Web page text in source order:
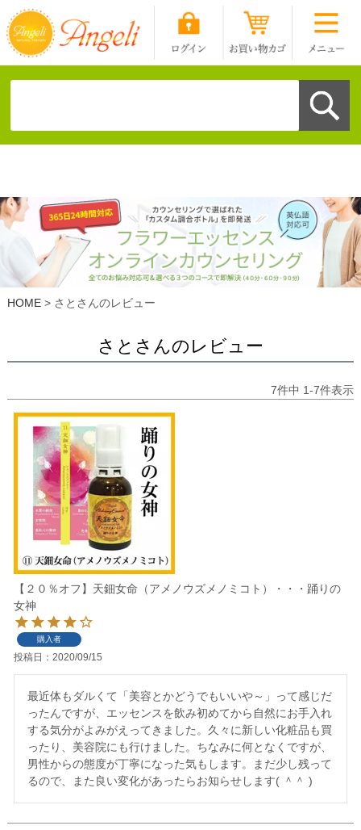
HOME さとさんのレビュー
さとさんのレビュー
7件中 1-7件表示
【２０％オフ】天鈿女命（アメノウズメノミコト）・・・踊りの
女神
購入者
投稿日 2020/09/15
最近体もダルくて「美容とかどうでもいいや～」って感じだ
ったんですが、エッセンスを飲み初めてから自然にお手入れ
する気分がよみがえってきました。久々に新しい化粧品も買
ったり、美容院にも行けました。ちなみに何となくですが、
男性からの態度が丁寧になった気もします。まだ少し残って
るので、また良い変化があったらお知らせします( ＾＾ )